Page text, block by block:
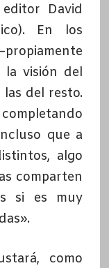
David
En los
visión del
del resto.
que a
algo
comparten
si es muy
como